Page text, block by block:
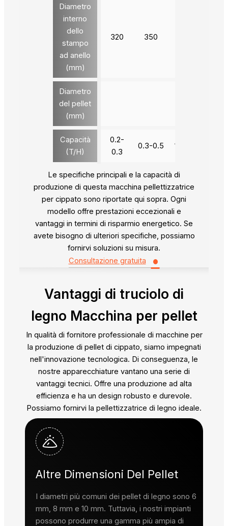
Diametro
interno
dello
stampo
ad anello
(mm)
320 350
Diametro
del pellet
(mm)
Capacità
(T/H)
0.2-
0.3
0.3-0.5 1.0-1.2
Le specifiche principali e la capacità di
produzione di questa macchina pellettizzatrice
per cippato sono riportate qui sopra. Ogni
modello offre prestazioni eccezionali e
vantaggi in termini di risparmio energetico. Se
avete bisogno di ulteriori specifiche, possiamo
fornirvi soluzioni su misura.
Consultazione gratuita
•
Vantaggi di truciolo di
legno Macchina per pellet
In qualità di fornitore professionale di macchine per
la produzione di pellet di cippato, siamo impegnati
nell'innovazione tecnologica. Di conseguenza, le
nostre apparecchiature vantano una serie di
vantaggi tecnici. Offre una produzione ad alta
efficienza e ha un design robusto e durevole.
Possiamo fornirvi la pellettizzatrice di legno ideale.
Altre Dimensioni Del Pellet
I diametri più comuni dei pellet di legno sono 6
mm, 8 mm e 10 mm. Tuttavia, i nostri impianti
possono produrre una gamma più ampia di